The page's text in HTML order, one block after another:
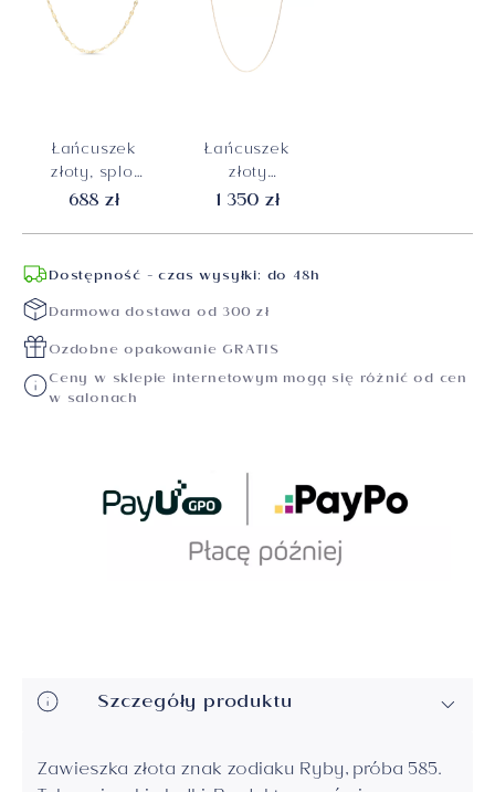
Łańcuszek
złoty, splot
ankier
próba 585
688 zł
Łańcuszek
złoty
Veneziana
długość 40
cm, próba
585
1 350 zł
Dostępność - czas wysyłki: do 48h
Darmowa dostawa od 300 zł
Ozdobne opakowanie GRATIS
Ceny w sklepie internetowym mogą się różnić od cen
w salonach
Szczegóły produktu
Zawieszka złota znak zodiaku Ryby, próba 585.